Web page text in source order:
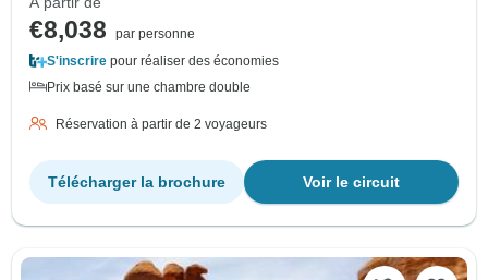
€8,038
par personne
S'inscrire pour réaliser des économies
Prix basé sur une chambre double
Réservation à partir de 2 voyageurs
Voir le circuit
Télécharger la brochure